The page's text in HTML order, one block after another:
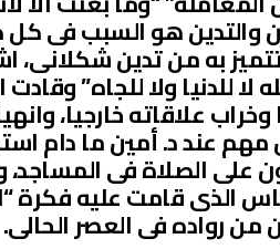
والتدين هو السبب فى
تتميز به من تدين
للدنيا ولا للجاه” وقادت
علاقاته خارجيا،
عند د. أمين ما دام
على الصلاة فى المساجد،
الذى قامت عليه فكرة
من رواده فى العصر الحالى.